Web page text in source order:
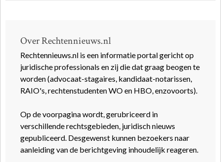
Over Rechtennieuws.nl
Rechtennieuws.nl is een informatie portal gericht op
juridische professionals en zij die dat graag beogen te
worden (advocaat-stagaires, kandidaat-notarissen,
RAIO's, rechtenstudenten WO en HBO, enzovoorts).
Op de voorpagina wordt, gerubriceerd in
verschillende rechtsgebieden, juridisch nieuws
gepubliceerd. Desgewenst kunnen bezoekers naar
aanleiding van de berichtgeving inhoudelijk reageren.